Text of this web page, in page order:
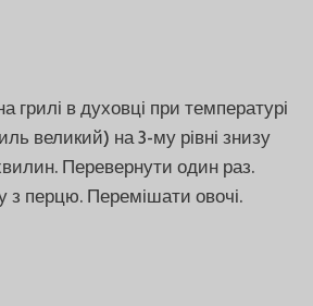
грилі в духовці при температурі
великий) на 3-му рівні знизу
Перевернути один раз.
з перцю. Перемішати овочі.